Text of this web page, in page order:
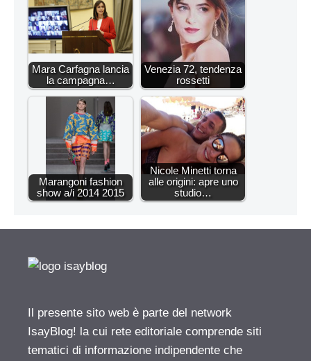
Mara Carfagna lancia
la campagna…
Venezia 72, tendenza
rossetti
Marangoni fashion
show a/i 2014 2015
Nicole Minetti torna
alle origini: apre uno
studio…
Il presente sito web è parte del network
IsayBlog! la cui rete editoriale comprende siti
tematici di informazione indipendente che